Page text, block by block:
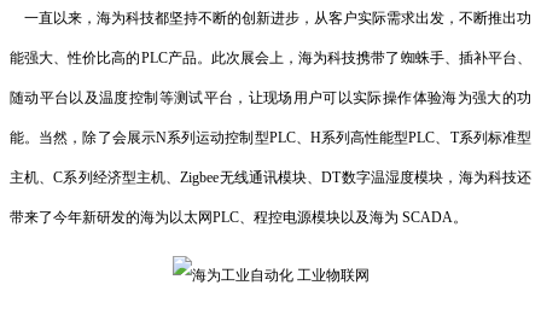
一直以来，海为科技都坚持不断的创新进步，从客户实际需求出发，不断推出功
能强大、性价比高的PLC产品。此次展会上，海为科技携带了蜘蛛手、插补平台、
随动平台以及温度控制等测试平台，让现场用户可以实际操作体验海为强大的功
能。当然，除了会展示N系列运动控制型PLC、H系列高性能型PLC、T系列标准型
主机、C系列经济型主机、Zigbee无线通讯模块、DT数字温湿度模块，海为科技还
带来了今年新研发的海为以太网PLC、程控电源模块以及海为 SCADA。